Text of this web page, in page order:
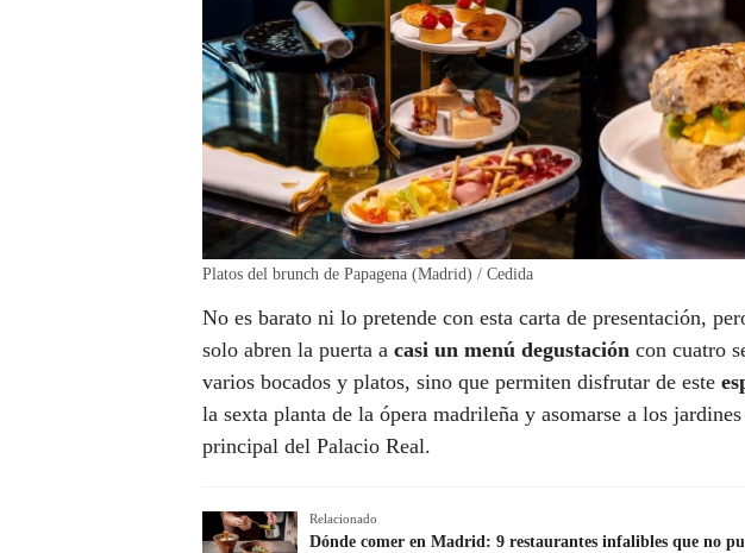
Platos del brunch de Papagena (Madrid) / Cedida
No es barato ni lo pretende con esta carta de presentación,
solo abren la puerta a casi un menú degustación con cuatro
varios bocados y platos, sino que permiten disfrutar de este
la sexta planta de la ópera madrileña y asomarse a los
principal del Palacio Real.
Relacionado
Dónde comer en Madrid: 9 restaurantes infalibles que no